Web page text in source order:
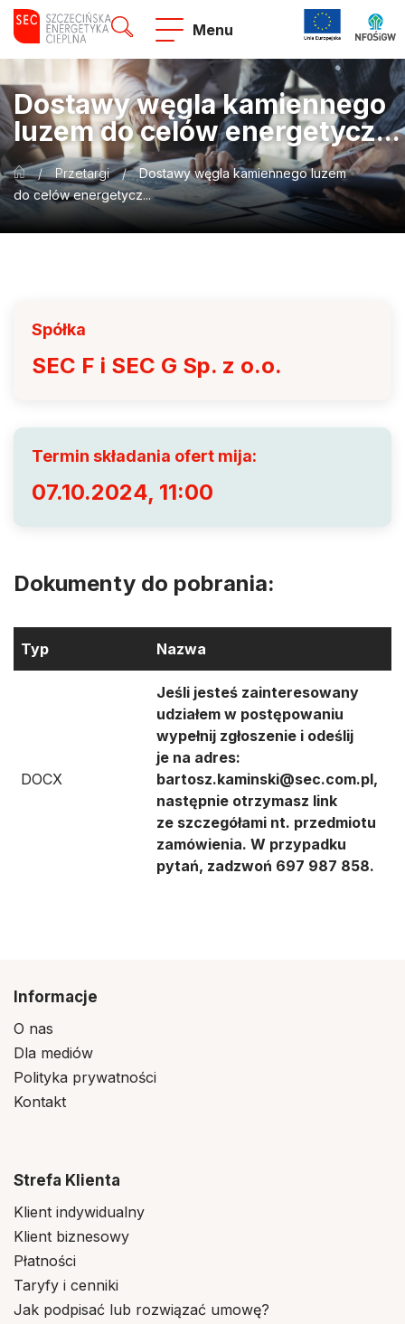
Menu
Dostawy węgla kamiennego
luzem do celów energetycz...
/ Przetargi /
Dostawy węgla kamiennego luzem
do celów energetycz...
Spółka
SEC F i SEC G Sp. z o.o.
Termin składania ofert mija:
07.10.2024, 11:00
Dokumenty do pobrania:
Typ Nazwa
DOCX
Jeśli jesteś zainteresowany
udziałem w postępowaniu
wypełnij zgłoszenie i odeślij
je na adres:
bartosz.kaminski@sec.com.pl,
następnie otrzymasz link
ze szczegółami nt. przedmiotu
zamówienia. W przypadku
pytań, zadzwoń 697 987 858.
Informacje
O nas
Dla mediów
Polityka prywatności
Kontakt
Strefa Klienta
Klient indywidualny
Klient biznesowy
Płatności
Taryfy i cenniki
Jak podpisać lub rozwiązać umowę?